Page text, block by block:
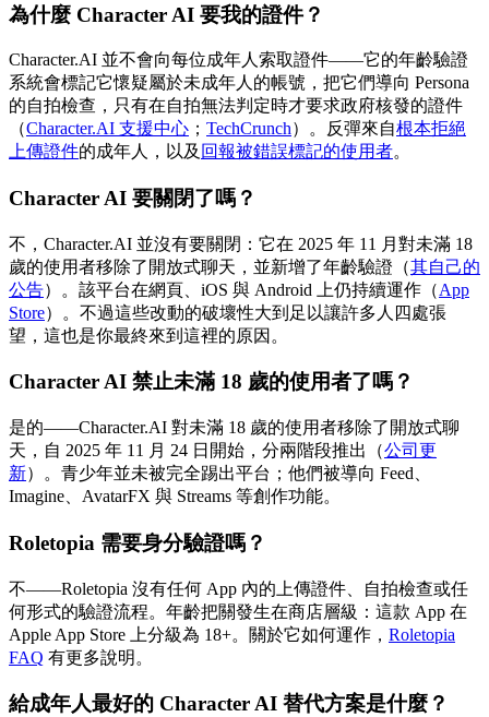
為什麼 Character AI 要我的證件？
Character.AI 並不會向每位成年人索取證件——它的年齡驗證
系統會標記它懷疑屬於未成年人的帳號，把它們導向 Persona
的自拍檢查，只有在自拍無法判定時才要求政府核發的證件
（Character.AI 支援中心 ； TechCrunch）。反彈來自根本拒絕
上傳證件的成年人，以及 回報被錯誤標記的使用者。
Character AI 要關閉了嗎？
不，Character.AI 並沒有要關閉：它在 2025 年 11 月對未滿 18
歲的使用者移除了開放式聊天，並新增了年齡驗證（其自己的
公告）。該平台在網頁、iOS 與 Android 上仍持續運作（App
Store）。不過這些改動的破壞性大到足以讓許多人四處張
望，這也是你最終來到這裡的原因。
Character AI 禁止未滿 18 歲的使用者了嗎？
是的——Character.AI 對未滿 18 歲的使用者移除了開放式聊
天，自 2025 年 11 月 24 日開始，分兩階段推出（公司更
新）。青少年並未被完全踢出平台；他們被導向 Feed、
Imagine、AvatarFX 與 Streams 等創作功能。
Roletopia 需要身分驗證嗎？
不——Roletopia 沒有任何 App 內的上傳證件、自拍檢查或任
何形式的驗證流程。年齡把關發生在商店層級：這款 App 在
Apple App Store 上分級為 18+。關於它如何運作， Roletopia
FAQ 有更多說明。
給成年人最好的 Character AI 替代方案是什麼？